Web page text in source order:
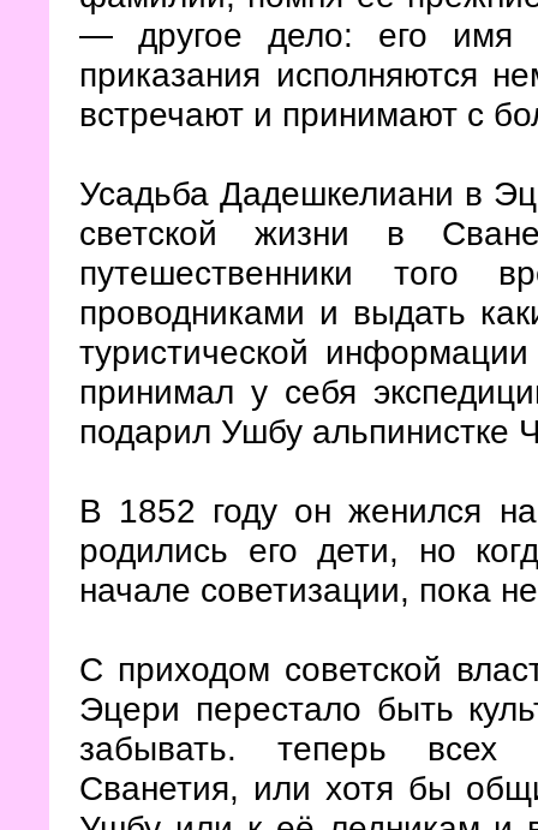
— другое дело: его имя
приказания исполняются
встречают и принимают с
Усадьба Дадешкелиани в
светской жизни в
путешественники того
проводниками и выдать
туристической
принимал у себя
подарил Ушбу альпинистке
В 1852 году он женился
родились его дети, но
начале советизации, пока
С приходом советской
Эцери перестало быть
забывать. теперь всех
Сванетия, или хотя бы